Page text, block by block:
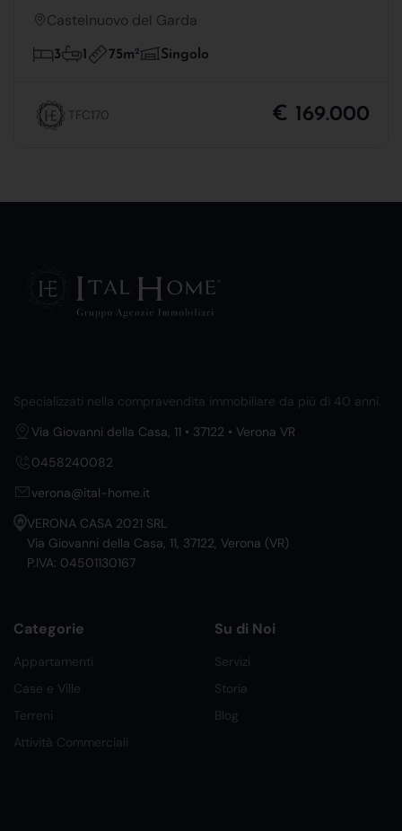
Castelnuovo del Garda
3 1 75m2 Singolo
TFC170 € 169.000
Specializzati nella compravendita immobiliare da più di 40 anni.
Via Giovanni della Casa, 11 • 37122 • Verona VR
0458240082
verona@ital-home.it
VERONA CASA 2021 SRL
Via Giovanni della Casa, 11, 37122, Verona (VR)
P.IVA: 04501130167
Categorie
Appartamenti
Case e Ville
Terreni
Attività Commerciali
Su di Noi
Servizi
Storia
Blog